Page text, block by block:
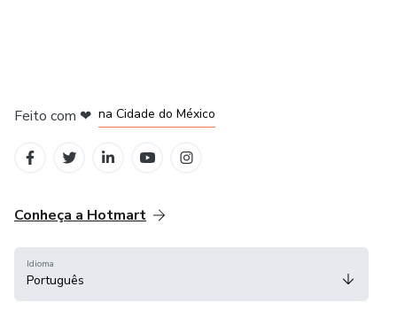
Feito com ❤ na Cidade do México
Conheça a Hotmart
Idioma
Português